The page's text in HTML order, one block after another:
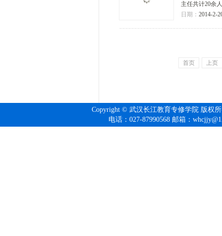
主任共计20余
日期： 2014-2-
首页 上页
Copyright © 武汉长江教育专修学院 版权
电话：027-87990568 邮箱：